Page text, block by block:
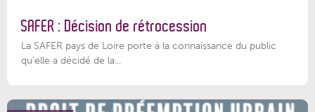
SAFER : Décision de rétrocession
La SAFER pays de Loire porte à la connaissance du public
qu’elle a décidé de la...